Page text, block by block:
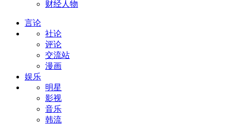
财经人物
言论
社论
评论
交流站
漫画
娱乐
明星
影视
音乐
韩流